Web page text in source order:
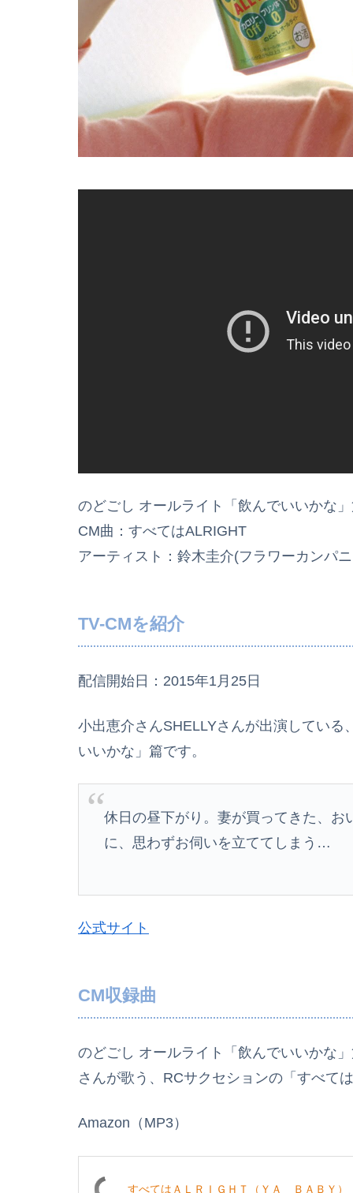
のどごし オールライト「飲んでいいかな
CM曲：すべてはALRIGHT
アーティスト：鈴木圭介(フラワーカンパ
TV-CMを紹介
配信開始日：2015年1月25日
小出恵介さんSHELLYさんが出演してい
いいかな」篇です。
休日の昼下がり。妻が買ってきた、
に、思わずお伺いを立ててしまう…
公式サイト
CM収録曲
のどごし オールライト「飲んでいいかな
さんが歌う、RCサクセションの「すべて
Amazon（MP3）
すべてはＡＬＲＩＧＨＴ（ＹＡ ＢＡＢＹ）